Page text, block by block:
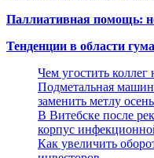
Паллиативная помощь:
Тенденции в области
Чем угостить
Подметальная
заменить метлу
В Витебске после
корпус
Как увеличить